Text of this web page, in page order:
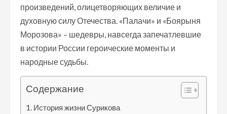
произведений, олицетворяющих величие и
духовную силу Отечества. «Палачи» и «Боярыня
Морозова» – шедевры, навсегда запечатлевшие
в истории России героические моменты и
народные судьбы.
Содержание
История жизни Сурикова